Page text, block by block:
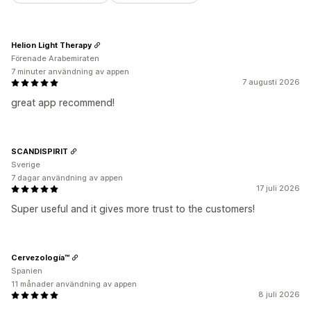
7 augusti 2026
great app recommend!
Helion Light Therapy
Förenade Arabemiraten
7 minuter användning av appen
17 juli 2026
Super useful and it gives more trust to the customers!
SCANDISPIRIT
Sverige
7 dagar användning av appen
8 juli 2026
Cervezología™
Spanien
11 månader användning av appen